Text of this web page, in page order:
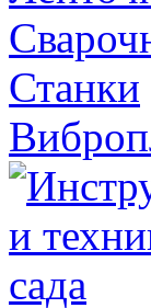
Станки